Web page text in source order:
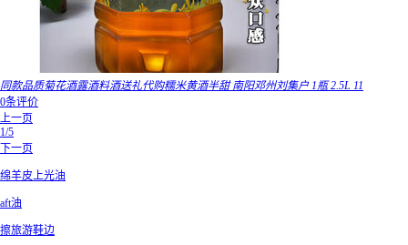
同款品质菊花酒露酒料酒送礼代购糯米黄酒半甜 南阳邓州刘集户 1瓶 2.5L 11
0条评价
上一页
1/5
下一页
绵羊皮上光油
aft油
擦旅游鞋边